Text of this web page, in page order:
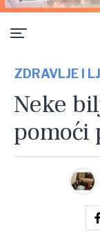
ZDRAVLJE I
Neke
pomoći